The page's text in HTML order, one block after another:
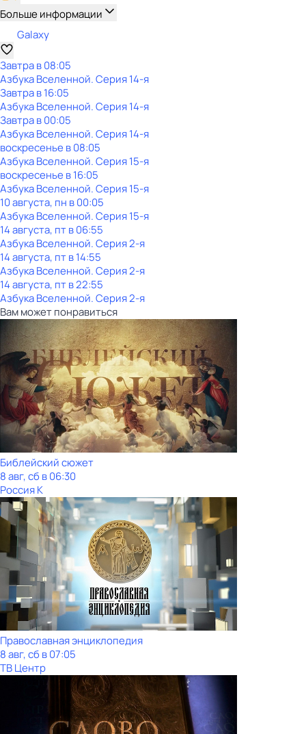
Больше информации
Galaxy
Завтра в 08:05
Азбука Вселенной. Серия 14-я
Завтра в 16:05
Азбука Вселенной. Серия 14-я
Завтра в 00:05
Азбука Вселенной. Серия 14-я
воскресенье в08:05
Азбука Вселенной. Серия 15-я
воскресенье в16:05
Азбука Вселенной. Серия 15-я
10 августа, пн в 00:05
Азбука Вселенной. Серия 15-я
14 августа, пт в 06:55
Азбука Вселенной. Серия 2-я
14 августа, пт в 14:55
Азбука Вселенной. Серия 2-я
14 августа, пт в 22:55
Азбука Вселенной. Серия 2-я
Вам может понравиться
Библейский сюжет
8 авг, сб в 06:30
Россия К
Православная энциклопедия
8 авг, сб в 07:05
ТВ Центр